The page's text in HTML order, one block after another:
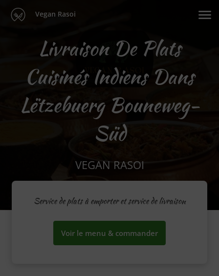
Vegan Rasoi
Livraison De Plats
Cuisinés Indiens Dans
Lëtzebuerg Bouneweg-
Süd
VEGAN RASOI
Service de plats à emporter et service de livraison
Voir le menu & commander